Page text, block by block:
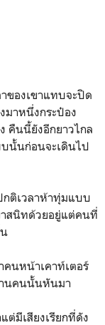
ของเขาแทบจะปิด
มาหนึ่งกระป๋อง
คืนนี้ยังอีกยาวไกล
นั้นก่อนจะเดินไป
กติเวลาห้าทุ่มแบบ
าสนิทด้วยอยู่แต่คนที่
คนหน้าเคาท์เตอร์
านคนนั้นหันมา
ต่มีเสียงเรียกที่ดัง